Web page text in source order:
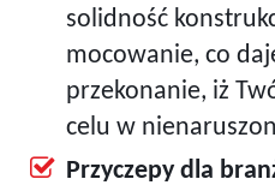
solidność
mocowanie, co
przekonanie, iż
celu w
Przyczepy dla